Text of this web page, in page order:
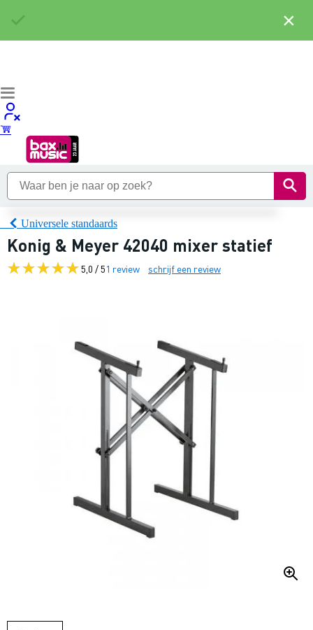
Universele standaards
Konig & Meyer 42040 mixer statief
5,0 / 51 review schrijf een review
×